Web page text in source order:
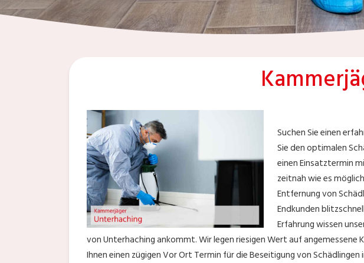
Suchen Sie einen
Sie den optimalen
einen Einsatztermin
zeitnah wie es
Entfernung von
Endkunden
Erfahrung wissen
von Unterhaching ankommt. Wir legen riesigen Wert auf
Ihnen einen zügigen Vor Ort Termin für die Beseitigung von Schädlingen